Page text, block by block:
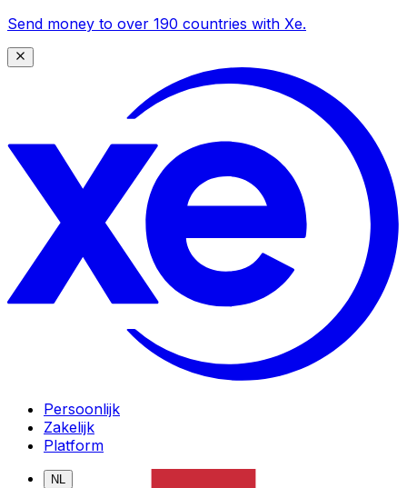
Send money to over 190 countries with Xe.
Persoonlijk
Zakelijk
Platform
NL